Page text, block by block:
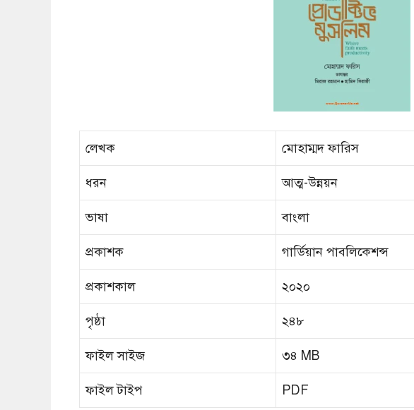
লেখক মোহাম্মদ ফারিস
ধরন আত্ম-উন্নয়ন
ভাষা বাংলা
প্রকাশক গার্ডিয়ান পাবলিকেশন্স
প্রকাশকাল ২০২০
পৃষ্ঠা ২৪৮
ফাইল সাইজ ৩৪ MB
ফাইল টাইপ PDF